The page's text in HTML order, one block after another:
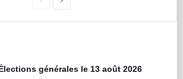
générales le 13 août 2026